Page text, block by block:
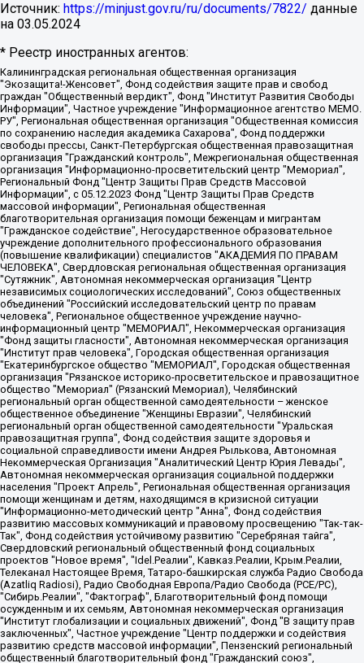
Источник: https://minjust.gov.ru/ru/documents/7822/ данные
на 03.05.2024
* Реестр иностранных агентов:
Калининградская региональная общественная организация "Экозащита!-Женсовет", Фонд содействия защите прав и свобод граждан "Общественный вердикт", Фонд "Институт Развития Свободы Информации", Частное учреждение "Информационное агентство МЕМО. РУ", Региональная общественная организация "Общественная комиссия по сохранению наследия академика Сахарова", Фонд поддержки свободы прессы, Санкт-Петербургская общественная правозащитная организация "Гражданский контроль", Межрегиональная общественная организация "Информационно-просветительский центр "Мемориал", Региональный Фонд "Центр Защиты Прав Средств Массовой Информации", с 05.12.2023 Фонд "Центр Защиты Прав Средств массовой информации", Региональная общественная благотворительная организация помощи беженцам и мигрантам "Гражданское содействие", Негосударственное образовательное учреждение дополнительного профессионального образования (повышение квалификации) специалистов "АКАДЕМИЯ ПО ПРАВАМ ЧЕЛОВЕКА", Свердловская региональная общественная организация "Сутяжник", Автономная некоммерческая организация "Центр независимых социологических исследований", Союз общественных объединений "Российский исследовательский центр по правам человека", Региональное общественное учреждение научно-информационный центр "МЕМОРИАЛ", Некоммерческая организация "Фонд защиты гласности", Автономная некоммерческая организация "Институт прав человека", Городская общественная организация "Екатеринбургское общество "МЕМОРИАЛ", Городская общественная организация "Рязанское историко-просветительское и правозащитное общество "Мемориал" (Рязанский Мемориал), Челябинский региональный орган общественной самодеятельности – женское общественное объединение "Женщины Евразии", Челябинский региональный орган общественной самодеятельности "Уральская правозащитная группа", Фонд содействия защите здоровья и социальной справедливости имени Андрея Рылькова, Автономная Некоммерческая Организация "Аналитический Центр Юрия Левады", Автономная некоммерческая организация социальной поддержки населения "Проект Апрель", Региональная общественная организация помощи женщинам и детям, находящимся в кризисной ситуации "Информационно-методический центр "Анна", Фонд содействия развитию массовых коммуникаций и правовому просвещению "Так-так-Так", Фонд содействия устойчивому развитию "Серебряная тайга", Свердловский региональный общественный фонд социальных проектов "Новое время", "Idel.Реалии", Кавказ.Реалии, Крым.Реалии, Телеканал Настоящее Время, Татаро-башкирская служба Радио Свобода (Azatliq Radiosi), Радио Свободная Европа/Радио Свобода (PCE/PC), "Сибирь.Реалии", "Фактограф", Благотворительный фонд помощи осужденным и их семьям, Автономная некоммерческая организация "Институт глобализации и социальных движений", Фонд "В защиту прав заключенных", Частное учреждение "Центр поддержки и содействия развитию средств массовой информации", Пензенский региональный общественный благотворительный фонд "Гражданский союз", "Север.Реалии", Некоммерческая организация Фонд "Правовая инициатива", Общество с ограниченной ответственностью "Радио Свободная Европа/Радио Свобода", Чешское информационное агентство "MEDIUM-ORIENT", Красноярская региональная общественная организация "Мы против СПИДа", Камалягин Денис Николаевич, Маркелов Сергей Евгеньевич, Пономарев Лев Александрович, Савицкая Людмила Алексеевна, Автономная некоммерческая организация "Центр по работе с проблемой насилия "НАСИЛИЮ.НЕТ", Межрегиональный профессиональный союз работников здравоохранения "Альянс врачей", Юридическое лицо, зарегистрированное в Латвийской Республике, SIA "Medusa Project" (регистрационный номер 40103797863, дата регистрации 10.06.2014), Некоммерческая организация "Фонд по борьбе с коррупцией", Автономная некоммерческая организация "Институт права и публичной политики", Баданин Роман Сергеевич, Гликин Максим Александрович, Железнова Мария Михайловна, Лукьянова Юлия Сергеевна, Маетная Елизавета Витальевна, Маняхин Петр Борисович, Чуракова Ольга Владимировна, Ярош Юлия Петровна, Юридическое лицо "The Insider SIA", зарегистрированное в Риге, Латвийская Республика (дата регистрации 26.06.2015), являющееся администратором доменного имени интернет-издания "The Insider SIA", https://theins.ru, Постернак Алексей Евгеньевич, Рубин Михаил Аркадьевич, Анин Роман Александрович, Юридическое лицо Istories fonds, зарегистрированное в Латвийской Республике (регистрационный номер 50008295751, дата регистрации 24.02.2020), Великовский Дмитрий Александрович, Долинина Ирина Николаевна, Мароховская Алеся Алексеевна, Шлейнов Роман Юрьевич, Шмагун Олеся Валентиновна, Общество с ограниченной ответственностью "Альтаир 2021", Общество с ограниченной ответственностью "Вега 2021", Общество с ограниченной ответственностью "Главный редактор 2021", Общество с ограниченной ответственностью "Ромашки монолит", Важенков Артем Валерьевич, Ивановская областная общественная организация "Центр гендерных исследований", Гурман Юрий Альбертович, Медиапроект "ОВД-Инфо", Егоров Владимир Владимирович, Жилинский Владимир Александрович, Общество с ограниченной ответственностью "ЗП", Иванова София Юрьевна, Карезина Инна Павловна, Кильтау Екатерина Викторовна, Петров Алексей Викторович, Пискунов Сергей Евгеньевич, Смирнов Сергей Сергеевич, Тихонов Михаил Сергеевич, Общество с ограниченной ответственностью "ЖУРНАЛИСТ-ИНОСТРАННЫЙ АГЕНТ", Арапова Галина Юрьевна, Вольтская Татьяна Анатольевна, Американская компания "Mason G.E.S. Anonymous Foundation" (США), являющаяся владельцем интернет-издания https://mnews.world/, Компания "Stichting Bellingcat", зарегистрированная в Нидерландах (дата регистрации 11.07.2018), Захаров Андрей Вячеславович, Клепиковская Екатерина Дмитриевна, Общество с ограниченной ответственностью "МЕМО", Перл Роман Александрович, Симонов Евгений Алексеевич, Соловьева Елена Анатольевна, Сотников Даниил Владимирович, Сурначева Елизавета Дмитриевна, Автономная некоммерческая организация по защите прав человека и информированию населения "Якутия – Наше Мнение", Общество с ограниченной ответственностью "Москоу диджитал медиа", с 26.01.2023 Общество с ограниченной ответственностью "Чайка Белые сады", Ветошкина Валерия Валерьевна, Заговора Максим Александрович, Межрегиональное общественное движение "Российская ЛГБТ - сеть", Оленичев Максим Владимирович, Павлов Иван Юрьевич, Скворцова Елена Сергеевна, Общество с ограниченной ответственностью "Как бы инагент", Кочетков Игорь Викторович, Общество с ограниченной ответственностью "Честные выборы", Еланчик Олег Александрович, Общество с ограниченной ответственностью "Нобелевский призыв", Гималова Регина Эмилевна, Григорьев Андрей Валерьевич, Григорьева Алина Александровна, Ассоциация по содействию защите прав призывников, альтернативнослужащих и военнослужащих "Правозащитная группа "Гражданин.Армия.Право", Хисамова Регина Фаритовна, Автономная некоммерческая организация по реализации социально-правовых программ "Лилит", Дальневосточное общественное движение "Маяк", Санкт-Петербургская ЛГБТ-инициативная группа "Выход", Инициативная группа ЛГБТ+ "Реверс", Алексеев Андрей Викторович, Бекбулатова Таисия Львовна, Беляев Иван Михайлович, Владыкина Елена Сергеевна, Гельман Марат Александрович, Никульшина Вероника Юрьевна, Толоконникова Надежда Андреевна, Шендерович Виктор Анатольевич, Общество с ограниченной ответственностью "Данное сообщение", Общество с ограниченной ответственностью Издательский дом "Новая глава", Айнбиндер Александра Александровна, Московский комьюнити-центр для ЛГБТ+инициатив, Благотворительный фонд развития филантропии, Deutsche Welle (Германия, Kurt-Schumacher-Strasse 3, 53113 Bonn), Борзунова Мария Михайловна, Воробьев Виктор Викторович, Голубева Анна Львовна, Константинова Алла Михайловна, Малкова Ирина Владимировна, Мурадов Мурад Абдулгалимович, Осетинская Елизавета Николаевна, Понасенков Евгений Николаевич, Ганапольский Матвей Юрьевич, Киселев Евгений Алексеевич, Борухович Ирина Григорьевна, Дремин Иван Тимофеевич, Дубровский Дмитрий Викторович, Красноярская региональная общественная организация поддержки и развития альтернативных образовательных технологий и межкультурных коммуникаций "ИНТЕРРА", Маяковская Екатерина Алексеевна, Фейгин Марк Захарович, Филимонов Андрей Викторович, Дзугкоева Регина Николаевна, Доброхотов Роман Александрович, Дудь Юрий Александрович, Елкин Сергей Владимирович, Кругликов Кирилл Игоревич, Сабунаева Мария Леонидовна, Семенов Алексей Владимирович, Шаинян Карен Багратович, Шульман Екатерина Михайловна, Асафьев Артур Валерьевич, Вахштайн Виктор Семенович, Венедиктов Алексей Алексеевич, Лушникова Екатерина Евгеньевна, Волков Леонид Михайлович, Невзоров Александр Глебович, Пархоменко Сергей Борисович, Сироткин Ярослав Николаевич, Кара-Мурза Владимир Владимирович, Баранова Наталья Владимировна, Гозман Леонид Яковлевич, Кагарлицкий Борис Юльевич, Климарев Михаил Валерьевич, Милов Владимир Станиславович, Автономная некоммерческая организация Краснодарский центр современного искусства "Типография", Моргенштерн Алишер Тагирович, Соболь Любовь Эдуардовна, Общество с ограниченной ответственностью "ЛИЗА НОРМ", Каспаров Гарри Кимович, Ходорковский Михаил Борисович, Общество с ограниченной ответственностью "Апрельские тезисы", Данилович Ирина Брониславовна, Кашин Олег Владимирович, Петров Николай Владимирович, Пивоваров Алексей Владимирович, Соколов Михаил Владимирович, Цветкова Юлия Владимировна, Чичваркин Евгений Александрович, Комитет против пыток/Команда против пыток, Общество с ограниченной ответственностью "Первый научный", Общество с ограниченной ответственностью "Вертолет и ко", Белоцерковская Вероника Борисовна, Кац Максим Евгеньевич, Лазарева Татьяна Юрьевна, Шаведдинов Руслан Табризович, Яшин Илья Валерьевич, Общество с ограниченной ответственностью "Иноагент ААВ", Алешковский Дмитрий Петрович, Альбац Евгения Марковна, Быков Дмитрий Львович, Галямина Юлия Евгеньевна, Лойко Сергей Леонидович, Мартынов Кирилл Константинович, Медведев Сергей Александрович, Крашенинников Федор Геннадиевич, Гордеева Катерина Вл